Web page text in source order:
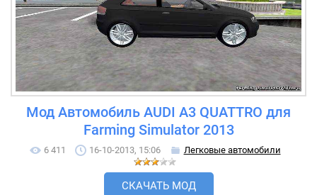
Мод Автомобиль AUDI A3 QUATTRO для
Farming Simulator 2013
6 411 16-10-2013, 15:06 Легковые автомобили
СКАЧАТЬ МОД